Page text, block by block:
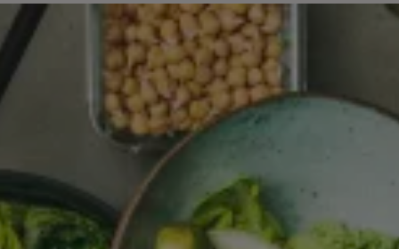
med hälsosamma vegetariska maträtter med ingredienser